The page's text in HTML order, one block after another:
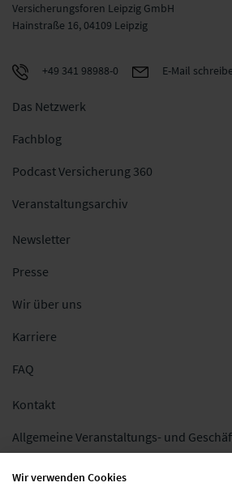
Versicherungsforen Leipzig GmbH
Hainstraße 16, 04109 Leipzig
+49 341 98988-0 E-Mail
Das Netzwerk
Fachblog
Podcast Versicherung 360
Veranstaltungsarchiv
Newsletter
Presse
Wir über uns
Karriere
FAQ
Kontakt
Allgemeine Veranstaltungs- und
Wir verwenden Cookies